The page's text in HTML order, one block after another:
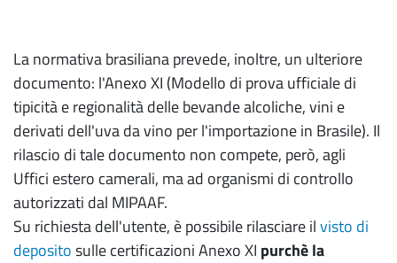
La normativa brasiliana prevede, inoltre, un ulteriore
documento: l'Anexo XI (Modello di prova ufficiale di
tipicità e regionalità delle bevande alcoliche, vini e
derivati dell'uva da vino per l'importazione in Brasile). Il
rilascio di tale documento non compete, però, agli
Uffici estero camerali, ma ad organismi di controllo
autorizzati dal MIPAAF.
Su richiesta dell'utente, è possibile rilasciare ilvisto di
depositosulle certificazioni Anexo XI purchè la